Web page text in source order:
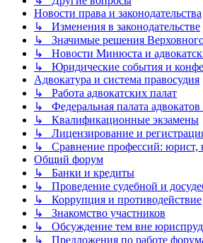
Новости права и законодательства
↳ Изменения в законодательстве
↳ Значимые решения
↳ Новости Минюста и
↳ Юридические события и
Адвокатура и система правосудия
↳ Работа адвокатских палат
↳ Федеральная палата
↳ Квалификационные экзамены
↳ Лицензирование и
↳ Сравнение профессий: юрист,
Общий форум
↳ Банки и кредиты
↳ Проведение судебной и
↳ Коррупция и противодействие
↳ Знакомство участников
↳ Обсуждение тем вне
↳ Предложения по работе